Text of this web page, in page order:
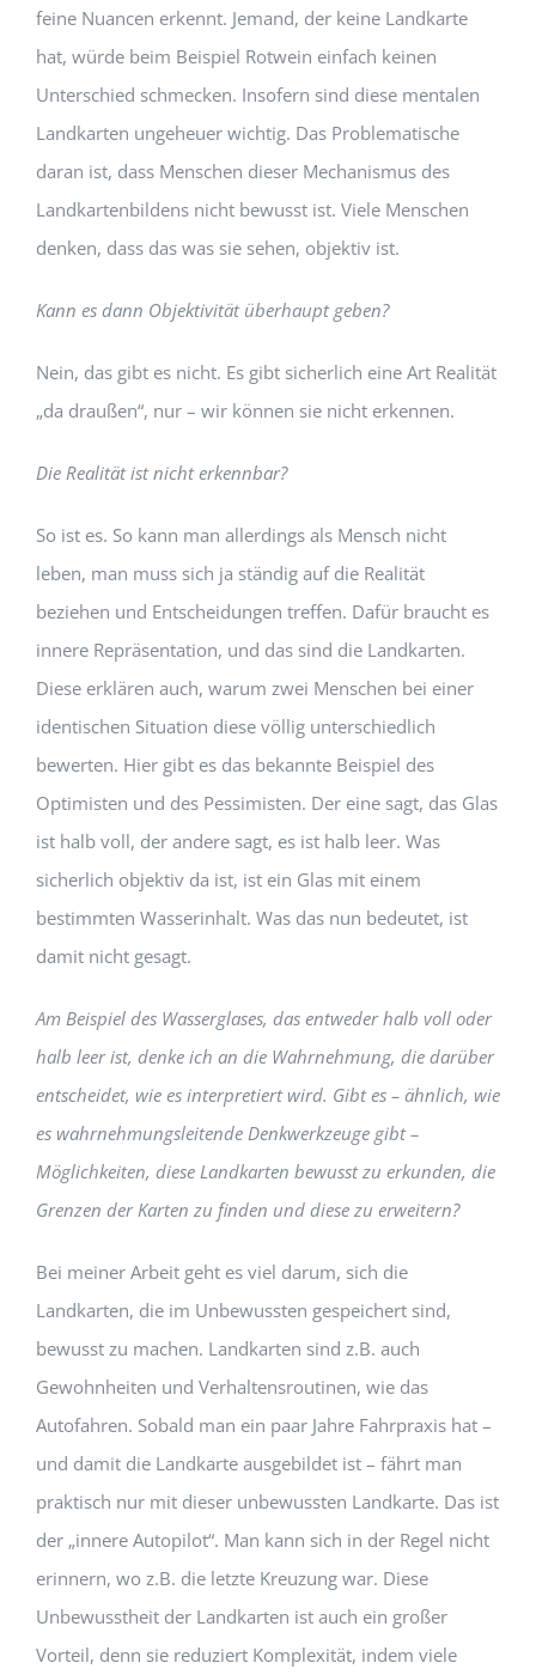
feine Nuancen erkennt. Jemand, der keine Landkarte
hat, würde beim Beispiel Rotwein einfach keinen
Unterschied schmecken. Insofern sind diese mentalen
Landkarten ungeheuer wichtig. Das Problematische
daran ist, dass Menschen dieser Mechanismus des
Landkartenbildens nicht bewusst ist. Viele Menschen
denken, dass das was sie sehen, objektiv ist.
Kann es dann Objektivität überhaupt geben?
Nein, das gibt es nicht. Es gibt sicherlich eine Art Realität
„da draußen“, nur – wir können sie nicht erkennen.
Die Realität ist nicht erkennbar?
So ist es. So kann man allerdings als Mensch nicht
leben, man muss sich ja ständig auf die Realität
beziehen und Entscheidungen treffen. Dafür braucht es
innere Repräsentation, und das sind die Landkarten.
Diese erklären auch, warum zwei Menschen bei einer
identischen Situation diese völlig unterschiedlich
bewerten. Hier gibt es das bekannte Beispiel des
Optimisten und des Pessimisten. Der eine sagt, das Glas
ist halb voll, der andere sagt, es ist halb leer. Was
sicherlich objektiv da ist, ist ein Glas mit einem
bestimmten Wasserinhalt. Was das nun bedeutet, ist
damit nicht gesagt.
Am Beispiel des Wasserglases, das entweder halb voll oder
halb leer ist, denke ich an die Wahrnehmung, die darüber
entscheidet, wie es interpretiert wird. Gibt es – ähnlich, wie
es wahrnehmungsleitende Denkwerkzeuge gibt –
Möglichkeiten, diese Landkarten bewusst zu erkunden, die
Grenzen der Karten zu finden und diese zu erweitern?
Bei meiner Arbeit geht es viel darum, sich die
Landkarten, die im Unbewussten gespeichert sind,
bewusst zu machen. Landkarten sind z.B. auch
Gewohnheiten und Verhaltensroutinen, wie das
Autofahren. Sobald man ein paar Jahre Fahrpraxis hat –
und damit die Landkarte ausgebildet ist – fährt man
praktisch nur mit dieser unbewussten Landkarte. Das ist
der „innere Autopilot“. Man kann sich in der Regel nicht
erinnern, wo z.B. die letzte Kreuzung war. Diese
Unbewusstheit der Landkarten ist auch ein großer
Vorteil, denn sie reduziert Komplexität, indem viele